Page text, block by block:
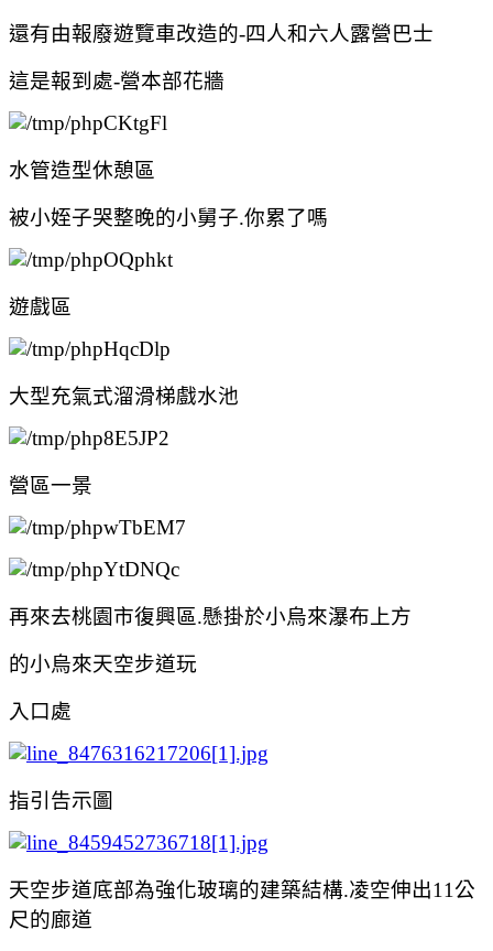
還有由報廢遊覽車改造的-四人和六人露營巴士
這是報到處-營本部花牆
水管造型休憩區
被小姪子哭整晚的小舅子.你累了嗎
遊戲區
大型充氣式溜滑梯戲水池
營區一景
再來去桃園市復興區.懸掛於小烏來瀑布上方
的小烏來天空步道玩
入口處
指引告示圖
天空步道底部為強化玻璃的建築結構.凌空伸出11公
尺的廊道